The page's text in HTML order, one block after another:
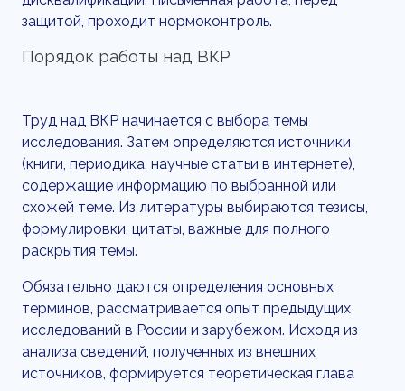
защитой, проходит нормоконтроль.
Порядок работы над ВКР
Труд над ВКР начинается с выбора темы
исследования. Затем определяются источники
(книги, периодика, научные статьи в интернете),
содержащие информацию по выбранной или
схожей теме. Из литературы выбираются тезисы,
формулировки, цитаты, важные для полного
раскрытия темы.
Обязательно даются определения основных
терминов, рассматривается опыт предыдущих
исследований в России и зарубежом. Исходя из
анализа сведений, полученных из внешних
источников, формируется теоретическая глава